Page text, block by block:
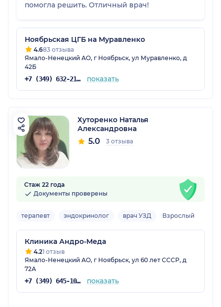
помогла решить. Отличный врач!
Ноябрьская ЦГБ на Муравленко
4.683 отзыва
Ямало-Ненецкий АО, г Ноябрьск, ул Муравленко, д
42Б
+7 (349) 632-21-13 показать
Хуторенко Наталья
Александровна
5.0 3 отзыва
Стаж 22 года
Документы проверены
терапевт эндокринолог врач УЗД Взрослый
Клиника Андро-Меда
4.21 отзыв
Ямало-Ненецкий АО, г Ноябрьск, ул 60 лет СССР, д
72А
+7 (349) 645-10-01 показать